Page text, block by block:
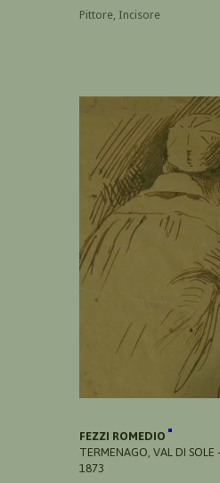
Pittore, Incisore
FEZZI ROMEDIO
TERMENAGO, VAL DI
1873